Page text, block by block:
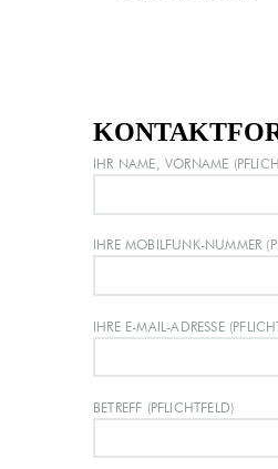
IHR NAME, VORNAME
IHRE MOBILFUNK-NUMMER
IHRE E-MAIL-ADRESSE
BETREFF (PFLICHTFELD)